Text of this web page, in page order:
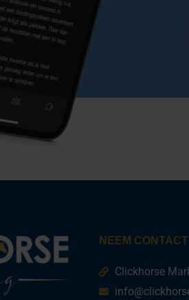
NEEM
Clickhorse